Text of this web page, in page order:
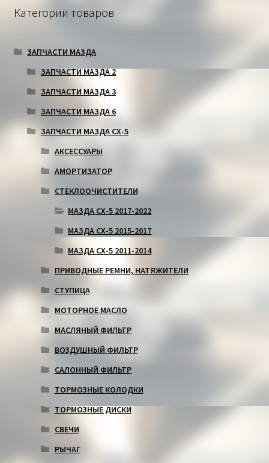
Категории товаров
ЗАПЧАСТИ МАЗДА
ЗАПЧАСТИ МАЗДА 2
ЗАПЧАСТИ МАЗДА 3
ЗАПЧАСТИ МАЗДА 6
ЗАПЧАСТИ МАЗДА СХ-5
АКСЕССУАРЫ
АМОРТИЗАТОР
СТЕКЛООЧИСТИТЕЛИ
МАЗДА СХ-5 2017-2022
МАЗДА СХ-5 2015-2017
МАЗДА СХ-5 2011-2014
ПРИВОДНЫЕ РЕМНИ, НАТЯЖИТЕЛИ
СТУПИЦА
МОТОРНОЕ МАСЛО
МАСЛЯНЫЙ ФИЛЬТР
ВОЗДУШНЫЙ ФИЛЬТР
САЛОННЫЙ ФИЛЬТР
ТОРМОЗНЫЕ КОЛОДКИ
ТОРМОЗНЫЕ ДИСКИ
СВЕЧИ
РЫЧАГ